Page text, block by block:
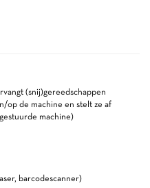
(snij)gereedschappen
op de machine en stelt ze af
machine)
barcodescanner)